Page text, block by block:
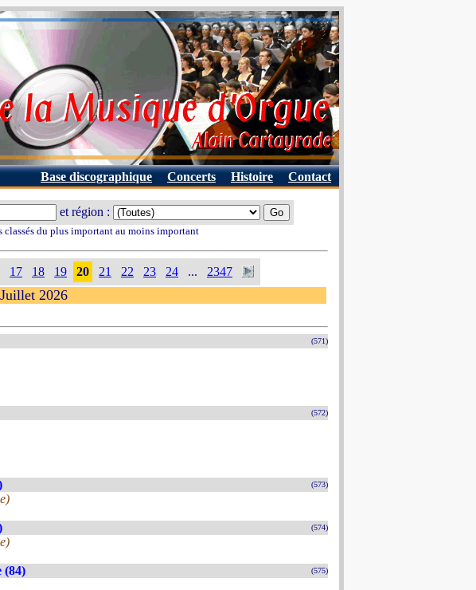
Base discographique Concerts Histoire Contact
et région :
classés du plus important au moins important
17 18 19 20 21 22 23 24 ... 2347
Juillet 2026
(571)
(572)
(573)
(574)
(84) (575)